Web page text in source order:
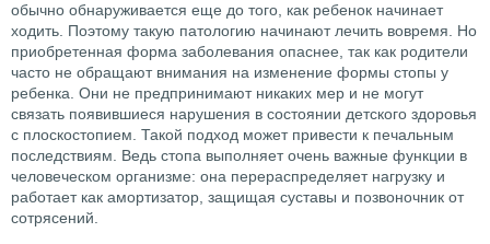
обычно обнаруживается еще до того, как ребенок начинает
ходить. Поэтому такую патологию начинают лечить вовремя. Но
приобретенная форма заболевания опаснее, так как родители
часто не обращают внимания на изменение формы стопы у
ребенка. Они не предпринимают никаких мер и не могут
связать появившиеся нарушения в состоянии детского здоровья
с плоскостопием. Такой подход может привести к печальным
последствиям. Ведь стопа выполняет очень важные функции в
человеческом организме: она перераспределяет нагрузку и
работает как амортизатор, защищая суставы и позвоночник от
сотрясений.